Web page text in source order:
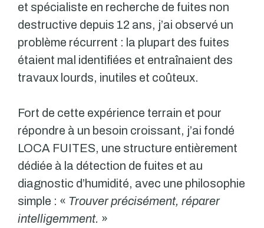
et spécialiste en recherche de fuites non
destructive depuis 12 ans, j’ai observé un
problème récurrent : la plupart des fuites
étaient mal identifiées et entraînaient des
travaux lourds, inutiles et coûteux.
Fort de cette expérience terrain et pour
répondre à un besoin croissant, j’ai fondé
LOCA FUITES, une structure entièrement
dédiée à la détection de fuites et au
diagnostic d’humidité, avec une philosophie
simple : « Trouver précisément, réparer
intelligemment. »